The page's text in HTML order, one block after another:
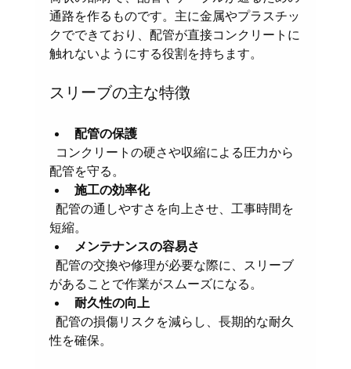
通路を作るものです。主に金属やプラスチッ
クでできており、配管が直接コンクリートに
触れないようにする役割を持ちます。
スリーブの主な特徴
配管の保護
配管を守る。
施工の効率化
短縮。
メンテナンスの容易さ
があることで作業がスムーズになる。
耐久性の向上
性を確保。